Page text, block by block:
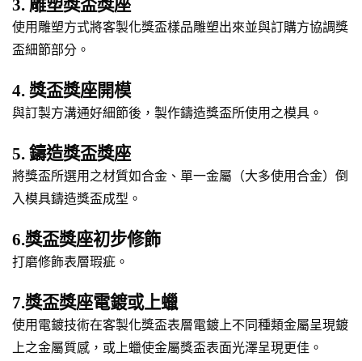
3. 雕塑獎盃獎座
使用雕塑方式將客製化獎盃樣品雕塑出來並與訂購方協調獎
盃細節部分。
4. 獎盃獎座開模
與訂製方溝通好細節後，製作鑄造獎盃所使用之模具。
5. 鑄造獎盃獎座
將獎盃所選用之材質如合金、單一金屬（大多使用合金）倒
入模具鑄造獎盃成型。
6.獎盃獎座初步修飾
打磨修飾表層瑕疵。
7.獎盃獎座電鍍或上蠟
使用電鍍技術在客製化獎盃表層電鍍上不同種類金屬呈現鍍
上之金屬質感，或上蠟使金屬獎盃表面光澤呈現更佳。